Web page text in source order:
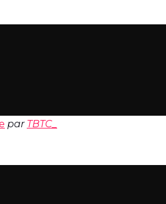
par TBTC_